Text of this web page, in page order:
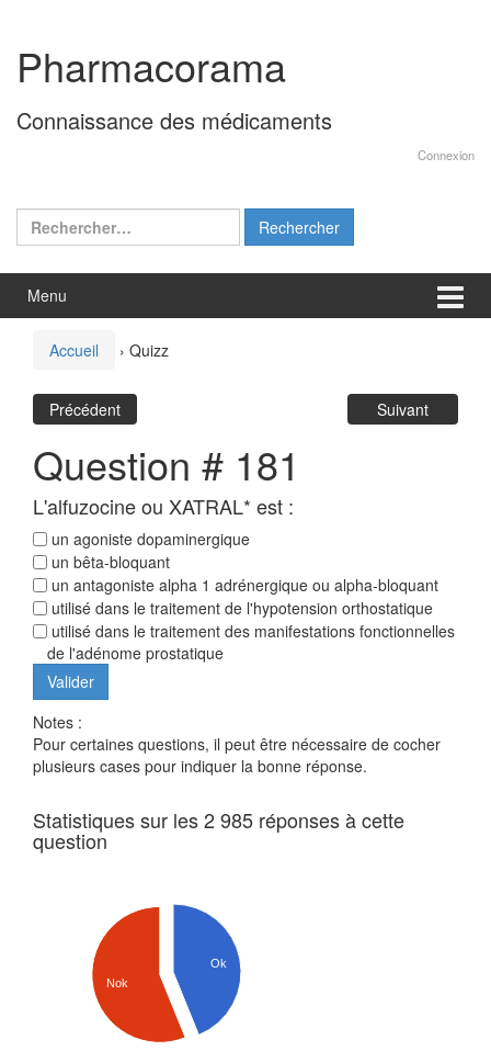
contenu
menu
principal
Pharmacorama
Connaissance des médicaments
Connexion
Rechercher :
Menu
Accueil › Quizz
Précédent Suivant
Question # 181
L'alfuzocine ou XATRAL* est :
un agoniste dopaminergique
un bêta-bloquant
un antagoniste alpha 1 adrénergique ou alpha-bloquant
utilisé dans le traitement de l'hypotension orthostatique
utilisé dans le traitement des manifestations fonctionnelles
de l'adénome prostatique
Notes :
Pour certaines questions, il peut être nécessaire de cocher
plusieurs cases pour indiquer la bonne réponse.
Statistiques sur les 2 985 réponses à cette
question
Ok
Nok